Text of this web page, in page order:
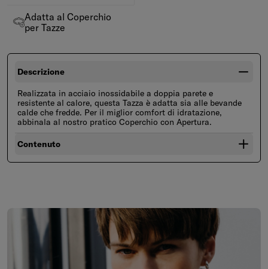
Adatta al Coperchio
per Tazze
Descrizione
Realizzata in acciaio inossidabile a doppia parete e
resistente al calore, questa Tazza è adatta sia alle bevande
calde che fredde. Per il miglior comfort di idratazione,
abbinala al nostro pratico Coperchio con Apertura.
Contenuto